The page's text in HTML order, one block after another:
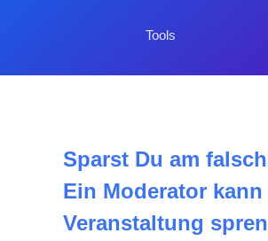
Tools
Sparst Du am
Ein Moderator kann
Veranstaltung